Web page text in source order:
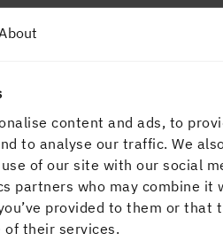
content and ads, to
to analyse our traffic. We
of our site with our social
partners who may combine it
provided to them or that
of their services.